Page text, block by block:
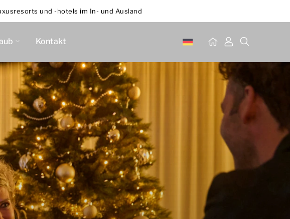
und -hotels im In- und Ausland
Kontakt